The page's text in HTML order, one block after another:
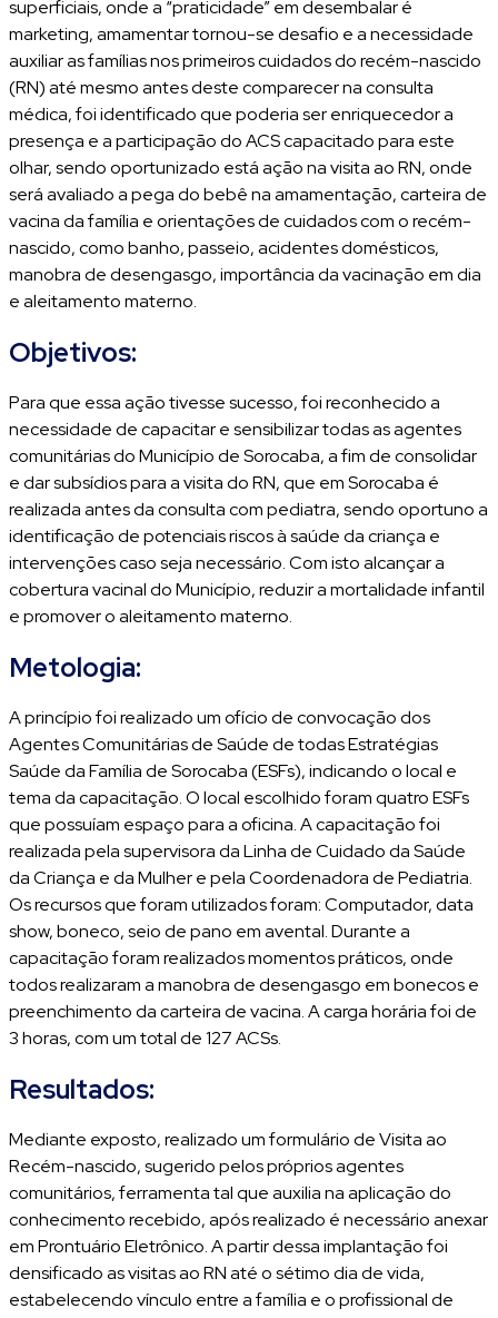
superficiais, onde a “praticidade” em desembalar é
marketing, amamentar tornou-se desafio e a necessidade
auxiliar as famílias nos primeiros cuidados do recém-nascido
(RN) até mesmo antes deste comparecer na consulta
médica, foi identificado que poderia ser enriquecedor a
presença e a participação do ACS capacitado para este
olhar, sendo oportunizado está ação na visita ao RN, onde
será avaliado a pega do bebê na amamentação, carteira de
vacina da família e orientações de cuidados com o recém-
nascido, como banho, passeio, acidentes domésticos,
manobra de desengasgo, importância da vacinação em dia
e aleitamento materno.
Objetivos:
Para que essa ação tivesse sucesso, foi reconhecido a
necessidade de capacitar e sensibilizar todas as agentes
comunitárias do Município de Sorocaba, a fim de consolidar
e dar subsídios para a visita do RN, que em Sorocaba é
realizada antes da consulta com pediatra, sendo oportuno a
identificação de potenciais riscos à saúde da criança e
intervenções caso seja necessário. Com isto alcançar a
cobertura vacinal do Município, reduzir a mortalidade infantil
e promover o aleitamento materno.
Metologia:
A princípio foi realizado um ofício de convocação dos
Agentes Comunitárias de Saúde de todas Estratégias
Saúde da Família de Sorocaba (ESFs), indicando o local e
tema da capacitação. O local escolhido foram quatro ESFs
que possuíam espaço para a oficina. A capacitação foi
realizada pela supervisora da Linha de Cuidado da Saúde
da Criança e da Mulher e pela Coordenadora de Pediatria.
Os recursos que foram utilizados foram: Computador, data
show, boneco, seio de pano em avental. Durante a
capacitação foram realizados momentos práticos, onde
todos realizaram a manobra de desengasgo em bonecos e
preenchimento da carteira de vacina. A carga horária foi de
3 horas, com um total de 127 ACSs.
Resultados:
Mediante exposto, realizado um formulário de Visita ao
Recém-nascido, sugerido pelos próprios agentes
comunitários, ferramenta tal que auxilia na aplicação do
conhecimento recebido, após realizado é necessário anexar
em Prontuário Eletrônico. A partir dessa implantação foi
densificado as visitas ao RN até o sétimo dia de vida,
estabelecendo vínculo entre a família e o profissional de